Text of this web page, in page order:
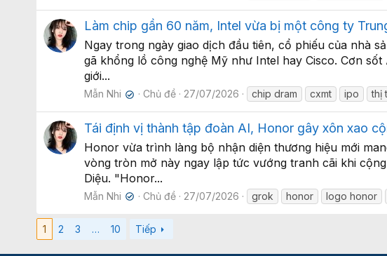
Làm chip gần 60 năm, Intel vừa bị một công ty
Ngay trong ngày giao dịch đầu tiên, cổ phiếu của nhà
gã khổng lồ công nghệ Mỹ như Intel hay Cisco. Cơn
giới...
Mẫn Nhi ✔ Chủ đề 27/07/2026 chip dram cxmt ipo thị
Tái định vị thành tập đoàn AI, Honor gây xôn xao
Honor vừa trình làng bộ nhận diện thương hiệu mới
vòng tròn mở này ngay lập tức vướng tranh cãi khi
Diệu. "Honor...
Mẫn Nhi ✔ Chủ đề 27/07/2026 grok honor logo honor
1 2 3 … 10 Tiếp